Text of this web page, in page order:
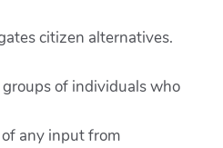
citizen alternatives.
of individuals who
any input from